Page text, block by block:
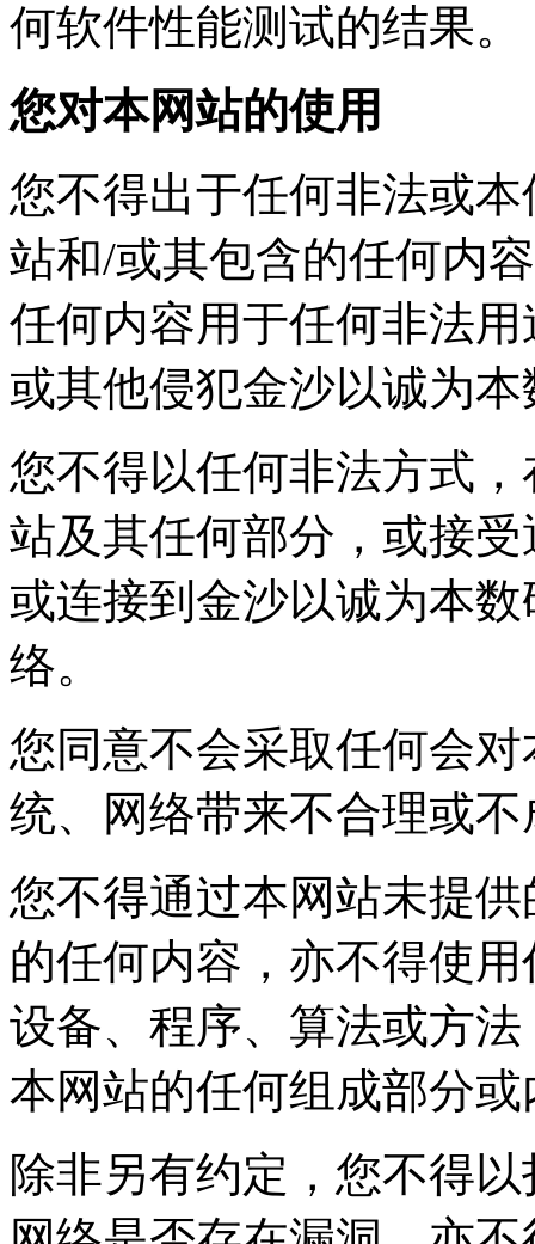
何软件性能测试的结果。
您对本网站的使用
您不得出于任何非法或
站和/或其包含的任何内容
任何内容用于任何非法用
或其他侵犯金沙以诚为
您不得以任何非法方式
站及其任何部分，或接
或连接到金沙以诚为本
络。
您同意不会采取任何会对
统、网络带来不合理
您不得通过本网站未提
的任何内容，亦不得使
设备、程序、算法或方法
本网站的任何组成部分或
除非另有约定，您不